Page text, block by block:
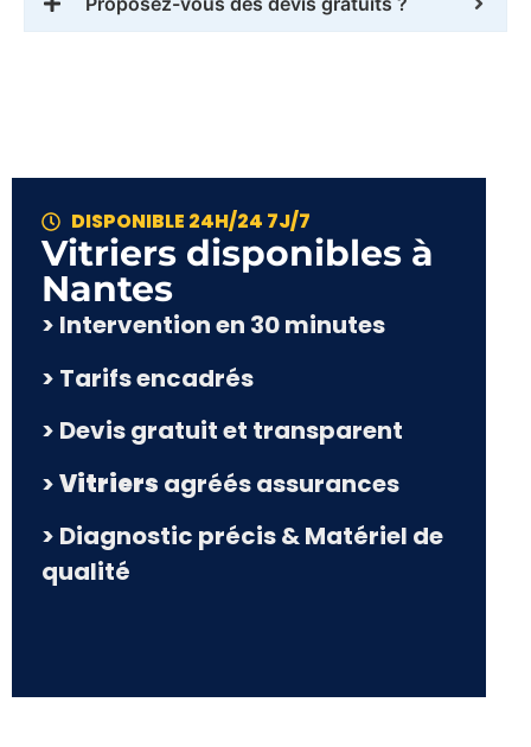
DISPONIBLE 24H/24 7J/7
Vitriers disponibles à
Nantes
> Intervention en 30 minutes
> Tarifs encadrés
> Devis gratuit et transparent
>Vitriers agréés assurances
> Diagnostic précis & Matériel de
qualité